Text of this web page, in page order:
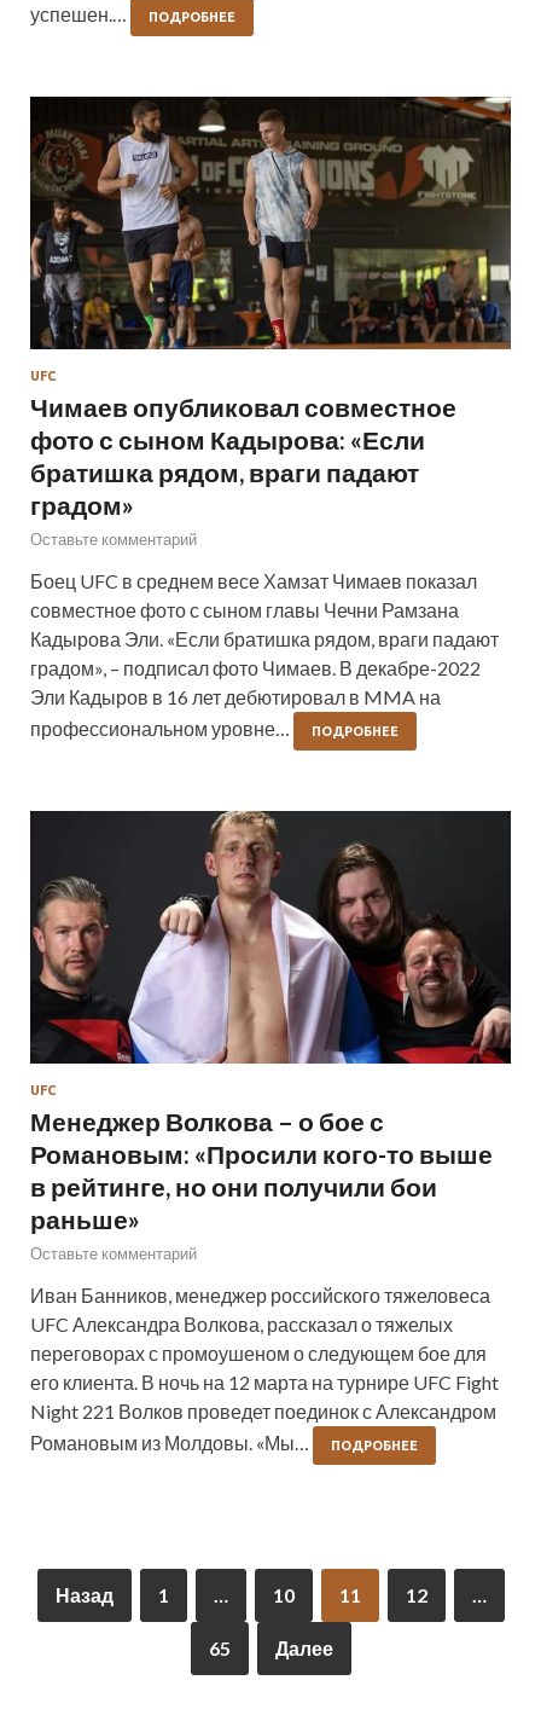
успешен.…
ПОДРОБНЕЕ
UFC
Чимаев опубликовал совместное
фото с сыном Кадырова: «Если
братишка рядом, враги падают
градом»
Оставьте комментарий
Боец UFC в среднем весе Хамзат Чимаев показал
совместное фото с сыном главы Чечни Рамзана
Кадырова Эли. «Если братишка рядом, враги падают
градом», – подписал фото Чимаев. В декабре-2022
Эли Кадыров в 16 лет дебютировал в MMA на
профессиональном уровне…
ПОДРОБНЕЕ
UFC
Менеджер Волкова – о бое с
Романовым: «Просили кого-то выше
в рейтинге, но они получили бои
раньше»
Оставьте комментарий
Иван Банников, менеджер российского тяжеловеса
UFC Александра Волкова, рассказал о тяжелых
переговорах с промоушеном о следующем бое для
его клиента. В ночь на 12 марта на турнире UFC Fight
Night 221 Волков проведет поединок с Александром
Романовым из Молдовы. «Мы…
ПОДРОБНЕЕ
Назад 1 10 11 12
65 Далее